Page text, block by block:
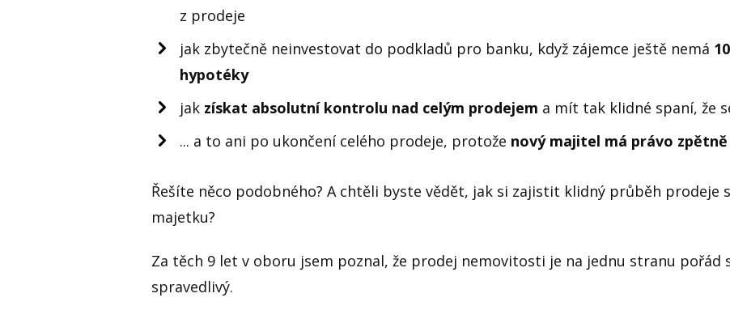
z prodeje
jak zbytečně neinvestovat do podkladů pro banku, když zájemce ještě nemá
hypotéky
jak získat absolutní kontrolu nad celým prodejem a mít tak klidné spaní, že
... a to ani po ukončení celého prodeje, protože nový majitel má právo
Řešíte něco podobného? A chtěli byste vědět, jak si zajistit klidný průběh prodeje
majetku?
Za těch 9 let v oboru jsem poznal, že prodej nemovitosti je na jednu stranu pořád
spravedlivý.